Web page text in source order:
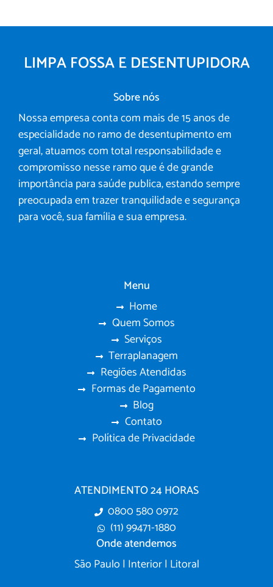
LIMPA FOSSA E DESENTUPIDORA
Sobre nós
Nossa empresa conta com mais de 15 anos de
especialidade no ramo de desentupimento em
geral, atuamos com total responsabilidade e
compromisso nesse ramo que é de grande
importância para saúde publica, estando sempre
preocupada em trazer tranquilidade e segurança
para você, sua família e sua empresa.
Menu
Home
Quem Somos
Serviços
Terraplanagem
Regiões Atendidas
Formas de Pagamento
Blog
Contato
Política de Privacidade
ATENDIMENTO 24 HORAS
0800 580 0972
(11) 99471-1880
Onde atendemos
São Paulo | Interior | Litoral